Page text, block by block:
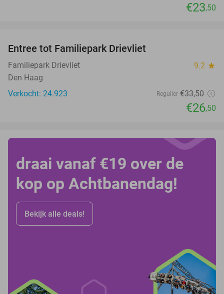
€23,50
Entree tot Familiepark Drievliet
Familiepark Drievliet 9.2 star
Den Haag
Verkocht: 24.923
Regulier €33,50
€26,50
draai vanaf €19 over de
kop op Achtbanendag!
Bekijk alle deals!